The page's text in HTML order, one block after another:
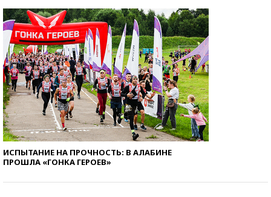
ИСПЫТАНИЕ НА ПРОЧНОСТЬ: В АЛАБИНЕ
ПРОШЛА «ГОНКА ГЕРОЕВ»